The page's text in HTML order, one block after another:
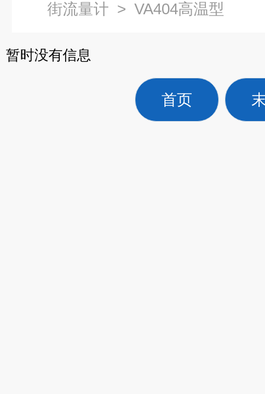
街流量计 > VA404高温型
暂时没有信息
首页